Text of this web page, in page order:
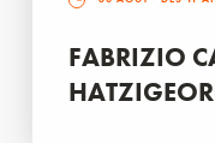
FABRIZIO